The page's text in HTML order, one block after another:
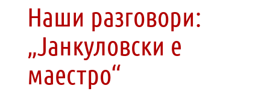
Наши разговори:
„Јанкуловски е
маестро“